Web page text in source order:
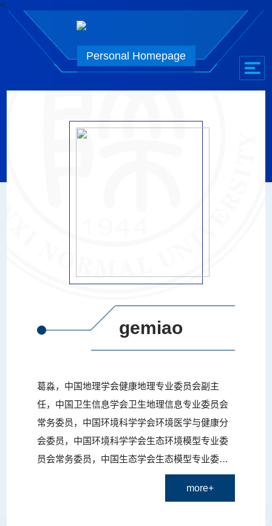
<
Personal Homepage
gemiao
葛淼，中国地理学会健康地理专业委员会副主
任，中国卫生信息学会卫生地理信息专业委员会
常务委员，中国环境科学学会环境医学与健康分
会委员，中国环境科学学会生态环境模型专业委
员会常务委员，中国生态学会生态模型专业委员
会常务委员，陕西省地理学会监事长，陕西省生
more+